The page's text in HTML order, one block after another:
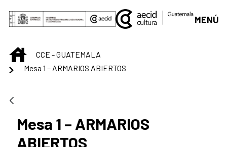
Skip to Main Content
MENÚ
INICIOCCE - GUATEMALA
Mesa 1 – ARMARIOS ABIERTOS
Mesa 1 – ARMARIOS
ABIERTOS